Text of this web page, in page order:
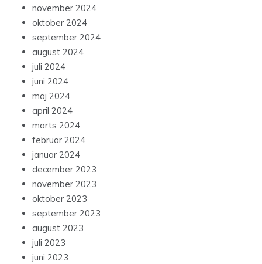
november 2024
oktober 2024
september 2024
august 2024
juli 2024
juni 2024
maj 2024
april 2024
marts 2024
februar 2024
januar 2024
december 2023
november 2023
oktober 2023
september 2023
august 2023
juli 2023
juni 2023